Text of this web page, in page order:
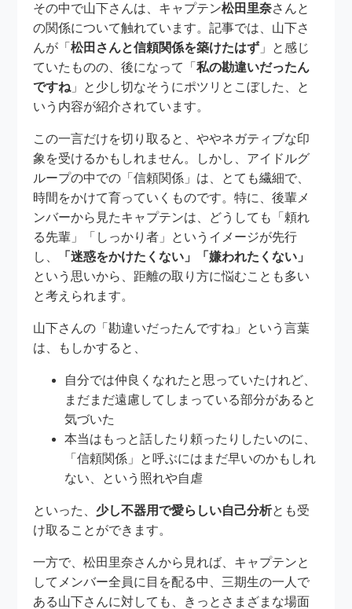
その中で山下さんは、キャプテン松田里奈さんと
の関係について触れています。記事では、山下さ
んが「松田さんと信頼関係を築けたはず 」と感じ
ていたものの、後になって「私の勘違いだったん
ですね 」と少し切なそうにポツリとこぼした、と
いう内容が紹介されています。
この一言だけを切り取ると、ややネガティブな印
象を受けるかもしれません。しかし、アイドルグ
ループの中での「信頼関係」は、とても繊細で、
時間をかけて育っていくものです。特に、後輩メ
ンバーから見たキャプテンは、どうしても「頼れ
る先輩」「しっかり者」というイメージが先行
し、
「迷惑をかけたくない」「嫌われたくない」
という思いから、距離の取り方に悩むことも多い
と考えられます。
山下さんの「勘違いだったんですね」という言葉
は、もしかすると、
自分では仲良くなれたと思っていたけれど、
まだまだ遠慮してしまっている部分があると
気づいた
本当はもっと話したり頼ったりしたいのに、
「信頼関係」と呼ぶにはまだ早いのかもしれ
ない、という照れや自虐
といった、 少し不器用で愛らしい自己分析とも受
け取ることができます。
一方で、松田里奈さんから見れば、キャプテンと
してメンバー全員に目を配る中、三期生の一人で
ある山下さんに対しても、きっとさまざまな場面